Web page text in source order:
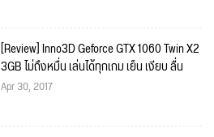
[Review] Inno3D Geforce GTX 1060 Twin X2
3GB ไม่ถึงหมื่น เล่นได้ทุกเกม เย็น เงียบ ลื่น
Apr 30, 2017